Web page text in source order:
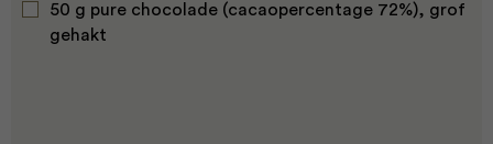
50 g pure chocolade (cacaopercentage 72%), grof
gehakt